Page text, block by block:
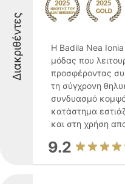
Διακριθέντες
Η Badila Nea
μόδας που
προσφέροντας
τη σύγχρονη
συνδυασμό
κατάστημα
και στη χρήση
9.2